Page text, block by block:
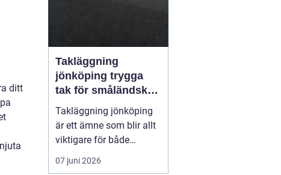
ditt
Takläggning
jönköping trygga
tak för småländskt
väder
Takläggning jönköping
är ett ämne som blir allt
viktigare för både
villaägare och
fastighetsägare i
07 juni 2026